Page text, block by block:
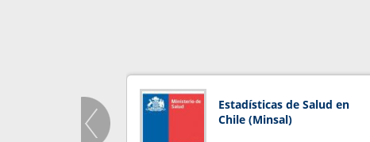
Estadísticas de Salud en
Chile (Minsal)